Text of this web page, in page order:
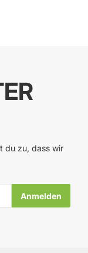
du zu, dass wir